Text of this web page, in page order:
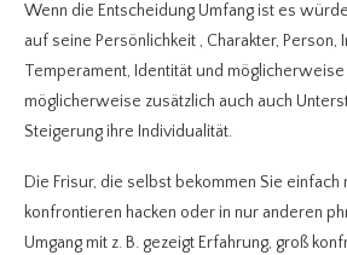
Wenn die Entscheidung Umfang ist es
auf seine Persönlichkeit , Charakter, Person,
Temperament, Identität und
möglicherweise zusätzlich auch auch
Steigerung ihre Individualität.
Die Frisur, die selbst bekommen Sie einfach
konfrontieren hacken oder in nur anderen
Umgang mit z. B. gezeigt Erfahrung, groß